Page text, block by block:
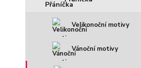
Velikonoční motivy
Vánoční motivy